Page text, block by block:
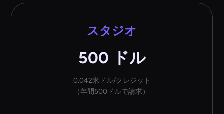
スタジオ
500 ドル
0.042米ドル/クレジット
（年間500ドルで請求）